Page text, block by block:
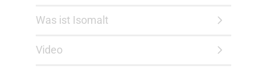
Was ist Isomalt
Video